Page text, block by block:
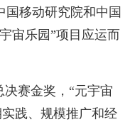
国移动研究院和中国
宙乐园”项目应运而
决赛金奖，“元宇宙
践、规模推广和经